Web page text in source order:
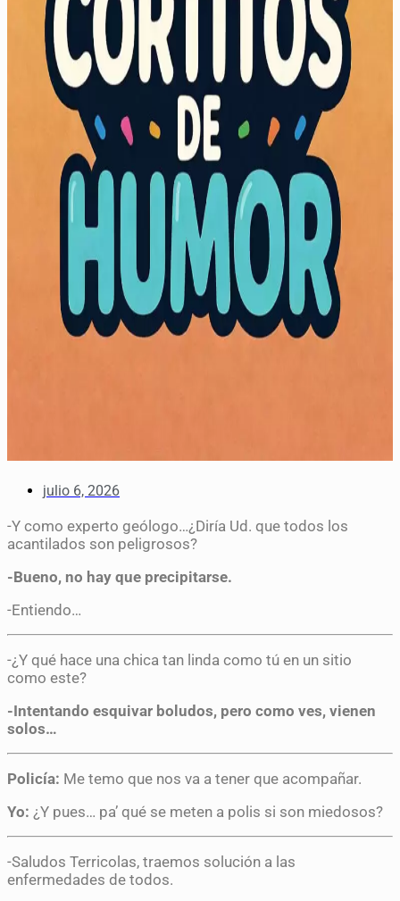
julio 6, 2026
-Y como experto geólogo…¿Diría Ud. que todos los
acantilados son peligrosos?
-Bueno, no hay que precipitarse.
-Entiendo…
-¿Y qué hace una chica tan linda como tú en un sitio
como este?
-Intentando esquivar boludos, pero como ves, vienen
solos…
Policía: Me temo que nos va a tener que acompañar.
Yo: ¿Y pues… pa’ qué se meten a polis si son miedosos?
-Saludos Terricolas, traemos solución a las
enfermedades de todos.